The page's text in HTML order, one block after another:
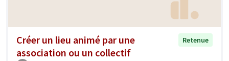
Créer un lieu animé par une
association ou un collectif
Retenue